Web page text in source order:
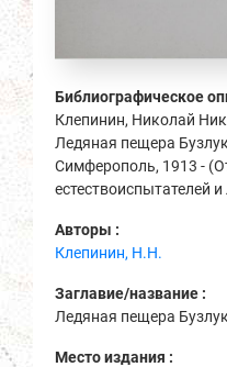
Библиографическое
Клепинин, Николай
Ледяная пещера
Симферополь, 1913 -
естествоиспытателей
Авторы :
Клепинин, Н.Н.
Заглавие/название :
Ледяная пещера Бузлук
Место издания :